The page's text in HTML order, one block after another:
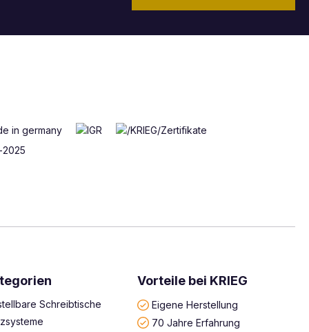
Schreibtische
Vorteile bei KRIEG
Eigene Herstellung
70 Jahre Erfahrung